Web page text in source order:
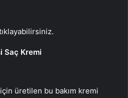
Saç Kremi
üretilen bu bakım kremi